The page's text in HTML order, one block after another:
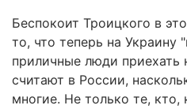
Беспокоит Троицкого в
то, что теперь на Украину
приличные люди приехать
считают в России,
многие. Не только те,